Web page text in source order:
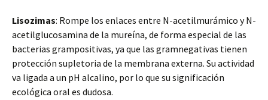
Lisozimas: Rompe los enlaces entre N-acetilmurámico y N-
acetilglucosamina de la mureína, de forma especial de las
bacterias grampositivas, ya que las gramnegativas tienen
protección supletoria de la membrana externa. Su actividad
va ligada a un pH alcalino, por lo que su significación
ecológica oral es dudosa.